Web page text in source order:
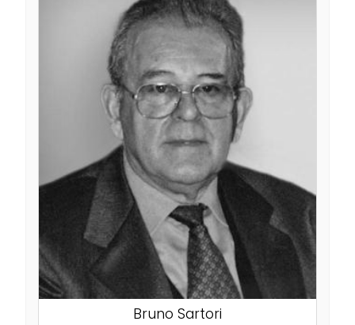
Bruno Sartori